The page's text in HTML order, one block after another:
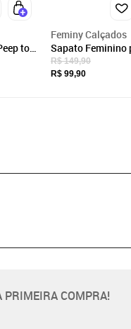
toe
Feminy Calçados
Sapato Feminino
Salto Alto Bloco
com Enfeite Laço
R$ 149,90
R$ 99,90
PRIMEIRA COMPRA!